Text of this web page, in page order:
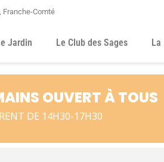
Franche-Comté
Jardin Le Club des Sages La
OUVERT À TOUS
DE 14H30-17H30